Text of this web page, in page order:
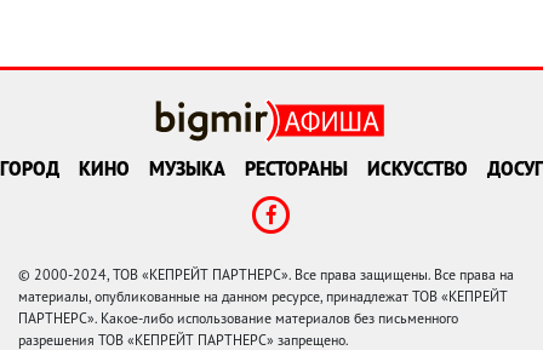
ГОРОД КИНО МУЗЫКА РЕСТОРАНЫ ИСКУССТВО ДОСУГ
© 2000-2024, ТОВ «КЕПРЕЙТ ПАРТНЕРС». Все права защищены. Все права на
материалы, опубликованные на данном ресурсе, принадлежат ТОВ «КЕПРЕЙТ
ПАРТНЕРС». Какое-либо использование материалов без письменного
разрешения ТОВ «КЕПРЕЙТ ПАРТНЕРС» запрещено.